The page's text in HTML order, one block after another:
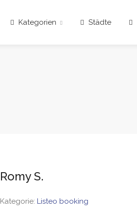
Kategorien Städte
Romy S.
Kategorie: Listeo booking